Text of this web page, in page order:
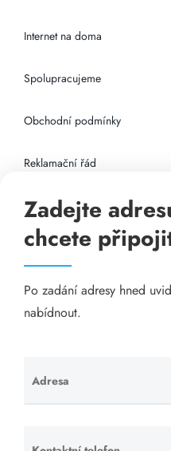
Internet na doma
Spolupracujeme
Obchodní podmínky
Reklamační řád
Připojení k internetu
Odkazy
Katalog A-seznam.cz
Visací zámky - TOKOZ
Zadejte
chcete
Po zadání adresy hned
nabídnout.
Adresa
Ponechte
toto pole